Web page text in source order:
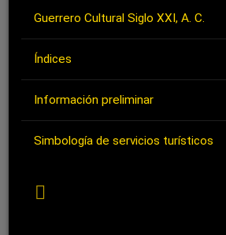
Guerrero Cultural Siglo XXI, A. C.
Índices
Información preliminar
Simbología de servicios turísticos
RSS